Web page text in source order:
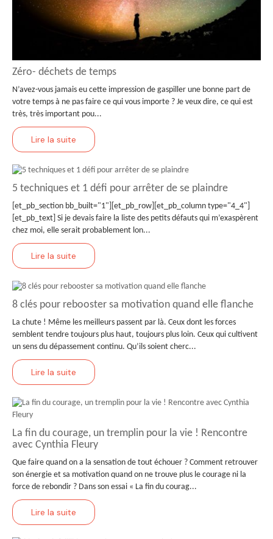
Zéro- déchets de temps
N’avez-vous jamais eu cette impression de gaspiller une bonne part de
votre temps à ne pas faire ce qui vous importe ? Je veux dire, ce qui est
très, très important pou...
Lire la suite
5 techniques et 1 défi pour arrêter de se plaindre
[et_pb_section bb_built="1"][et_pb_row][et_pb_column type="4_4"]
[et_pb_text] Si je devais faire la liste des petits défauts qui m’exaspèrent
chez moi, elle serait probablement lon...
Lire la suite
8 clés pour rebooster sa motivation quand elle flanche
La chute ! Même les meilleurs passent par là. Ceux dont les forces
semblent tendre toujours plus haut, toujours plus loin. Ceux qui cultivent
un sens du dépassement continu. Qu’ils soient cherc...
Lire la suite
La fin du courage, un tremplin pour la vie ! Rencontre
avec Cynthia Fleury
Que faire quand on a la sensation de tout échouer ? Comment retrouver
son énergie et sa motivation quand on ne trouve plus le courage ni la
force de rebondir ? Dans son essai « La fin du courag...
Lire la suite